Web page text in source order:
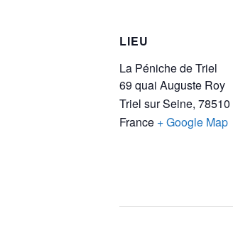
LIEU
La Péniche de Triel
69 quai Auguste Roy
Triel sur Seine, 78510
France + Google Map